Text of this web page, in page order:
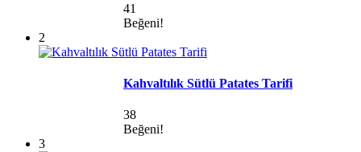
41
Beğeni!
2
Kahvaltılık Sütlü Patates Tarifi
38
Beğeni!
3